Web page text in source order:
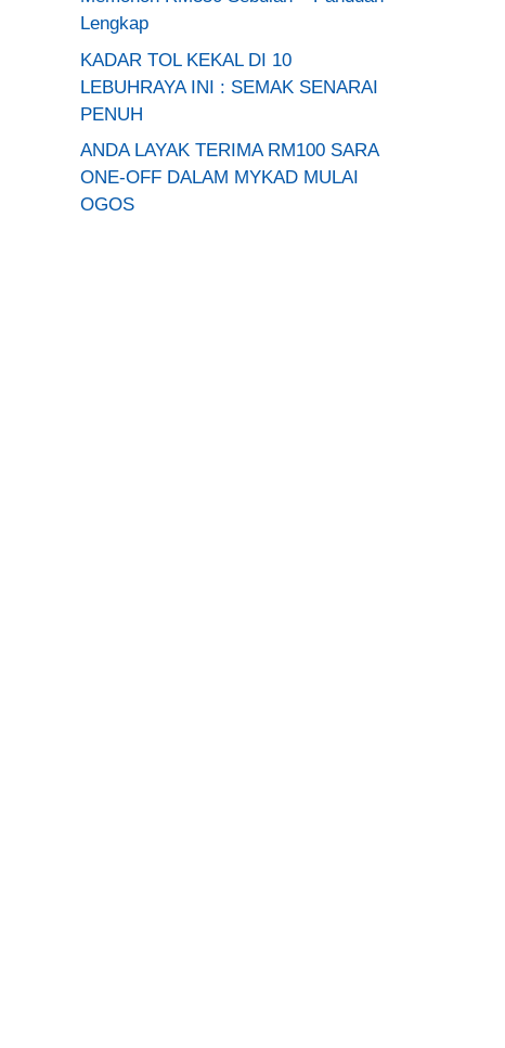
Lengkap
KADAR TOL KEKAL DI 10
LEBUHRAYA INI : SEMAK SENARAI
PENUH
ANDA LAYAK TERIMA RM100 SARA
ONE-OFF DALAM MYKAD MULAI
OGOS